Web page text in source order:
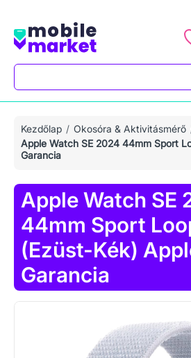
Kezdőlap Okosóra & Aktivitásmérő
Apple Watch SE 2024 44mm Sport
Garancia
Apple Watch SE
44mm Sport
(Ezüst-Kék)
Garancia